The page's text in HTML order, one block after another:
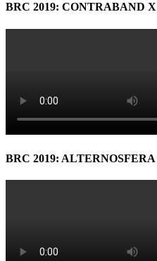
BRC 2019: CONTRABAND X
BRC 2019: ALTERNOSFERA